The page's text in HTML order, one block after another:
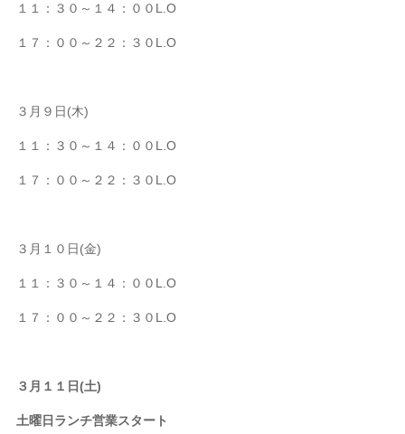
１１：３０～１４：００L.O
１７：００～２２：３０L.O
３月９日(木)
１１：３０～１４：００L.O
１７：００～２２：３０L.O
３月１０日(金)
１１：３０～１４：００L.O
１７：００～２２：３０L.O
３月１１日(土)
土曜日ランチ営業スタート